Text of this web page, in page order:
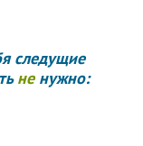
следущие
ненужно: